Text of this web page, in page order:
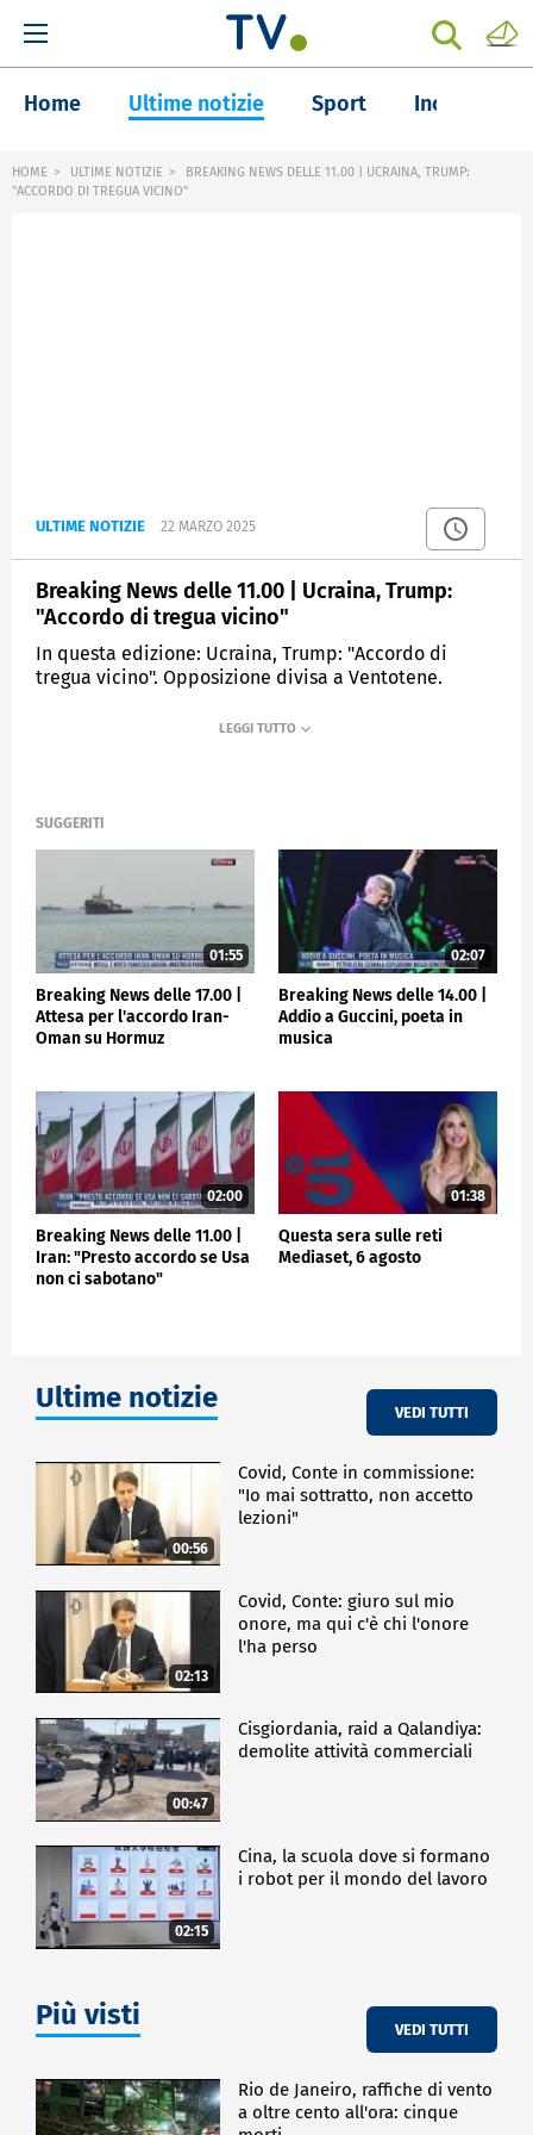
Home Ultime notizie Sport Inchieste
HOME ULTIME NOTIZIE
BREAKING NEWS DELLE 11.00 | UCRAINA, TRUMP:
"ACCORDO DI TREGUA VICINO"
ULTIME NOTIZIE 22 MARZO 2025
Breaking News delle 11.00 | Ucraina, Trump:
"Accordo di tregua vicino"
In questa edizione: Ucraina, Trump: "Accordo di
tregua vicino". Opposizione divisa a Ventotene.
appello a non sprecarla. Addio alla leggenda della
MEDIASET
SUGGERITI
01:55
Breaking News delle 17.00 |
Attesa per l'accordo Iran-
Oman su Hormuz
02:07
Breaking News delle 14.00 |
Addio a Guccini, poeta in
musica
02:00
Breaking News delle 11.00 |
Iran: "Presto accordo se Usa
non ci sabotano"
01:38
Questa sera sulle reti
Mediaset, 6 agosto
Ultime notizie VEDI TUTTI
00:56
Covid, Conte in commissione:
"Io mai sottratto, non accetto
lezioni"
02:13
Covid, Conte: giuro sul mio
onore, ma qui c'è chi l'onore
l'ha perso
00:47
Cisgiordania, raid a Qalandiya:
demolite attività commerciali
02:15
Cina, la scuola dove si formano
i robot per il mondo del lavoro
Più visti VEDI TUTTI
Rio de Janeiro, raffiche di vento
a oltre cento all'ora: cinque